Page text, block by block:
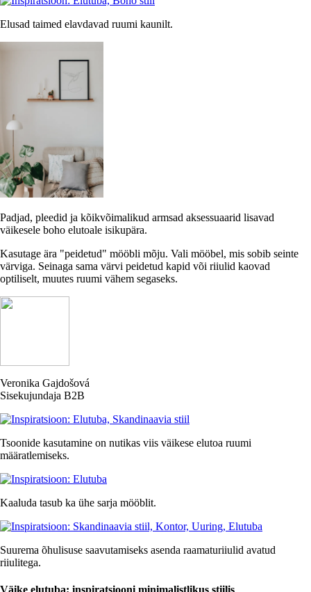
Elusad taimed elavdavad ruumi kaunilt.
Padjad, pleedid ja kõikvõimalikud armsad aksessuaarid lisavad
väikesele boho elutoale isikupära.
Kasutage ära "peidetud" mööbli mõju. Vali mööbel, mis sobib seinte
värviga. Seinaga sama värvi peidetud kapid või riiulid kaovad
optiliselt, muutes ruumi vähem segaseks.
Veronika Gajdošová
Sisekujundaja B2B
Tsoonide kasutamine on nutikas viis väikese elutoa ruumi
määratlemiseks.
Kaaluda tasub ka ühe sarja mööblit.
Suurema õhulisuse saavutamiseks asenda raamaturiiulid avatud
riiulitega.
Väike elutuba: inspiratsiooni minimalistlikus stiilis